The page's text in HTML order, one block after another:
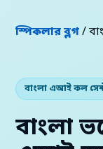
স্পিকলার ব্লগ/
বাংলা এআই কল
বাংলা